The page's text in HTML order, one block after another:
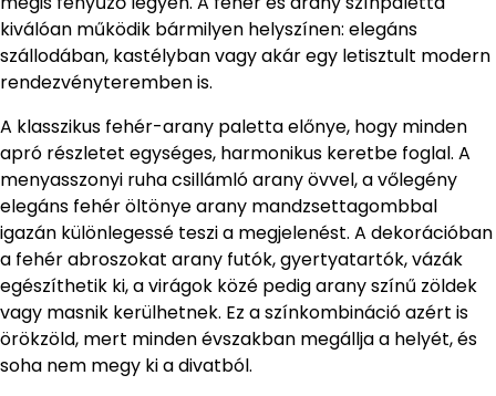
kiválóan működik bármilyen helyszínen: elegáns
szállodában, kastélyban vagy akár egy letisztult modern
rendezvényteremben is.
A klasszikus fehér-arany paletta előnye, hogy minden
apró részletet egységes, harmonikus keretbe foglal. A
menyasszonyi ruha csillámló arany övvel, a vőlegény
elegáns fehér öltönye arany mandzsettagombbal
igazán különlegessé teszi a megjelenést. A dekorációban
a fehér abroszokat arany futók, gyertyatartók, vázák
egészíthetik ki, a virágok közé pedig arany színű zöldek
vagy masnik kerülhetnek. Ez a színkombináció azért is
örökzöld, mert minden évszakban megállja a helyét, és
soha nem megy ki a divatból.